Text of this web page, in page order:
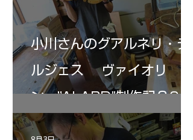
小川さんのグアルネリ・デ
ルジェス ヴァイオリ
ン ”ALARD"制作記３6